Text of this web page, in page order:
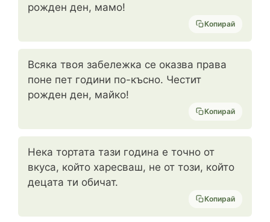
рожден ден, мамо!
Копирай
Всяка твоя забележка се оказва права
поне пет години по-късно. Честит
рожден ден, майко!
Копирай
Нека тортата тази година е точно от
вкуса, който харесваш, не от този, който
децата ти обичат.
Копирай